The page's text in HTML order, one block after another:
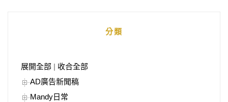
分類
展開全部
收合全部
AD廣告新聞稿
Mandy日常